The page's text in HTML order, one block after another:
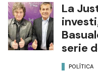
La
serie
POLÍTICA